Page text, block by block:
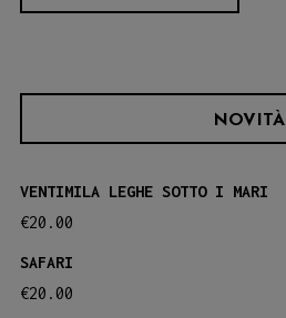
NOVITÀ
VENTIMILA LEGHE SOTTO I MARI
€20.00
SAFARI
€20.00